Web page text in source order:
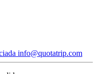
info@quotatrip.com